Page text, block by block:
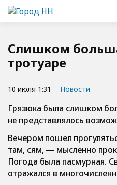
Слишком
тротуаре
10 июля 1:31 Новости
Грязюка была слишком
не представлялось
Вечером пошел
там, сям, — мысленно
Погода была пасмурная.
отражался в